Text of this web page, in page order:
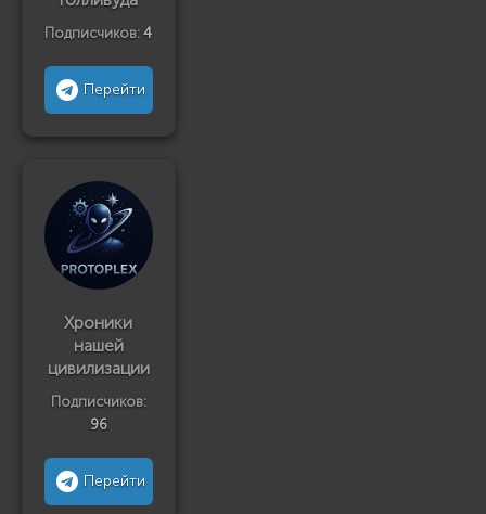
Подписчиков:4
Перейти
Хроники
нашей
цивилизации
Подписчиков:
96
Перейти